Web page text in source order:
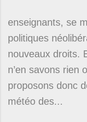
enseignants, se
politiques
nouveaux droits.
n’en savons rien
proposons donc
météo des...